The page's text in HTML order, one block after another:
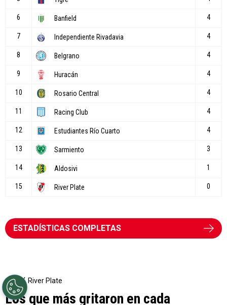
ESTADÍSTICAS COMPLETAS
River Plate
Los que más gritaron en cada